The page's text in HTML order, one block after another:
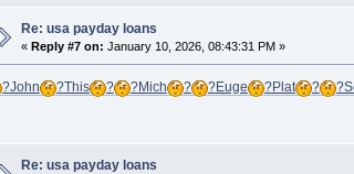
Re: usa payday loans
« Reply #7 on: January 10, 2026, 08:43:31 PM »
?John ?This ? ?Mich ? ?Euge ?Plat ? ?
Re: usa payday loans